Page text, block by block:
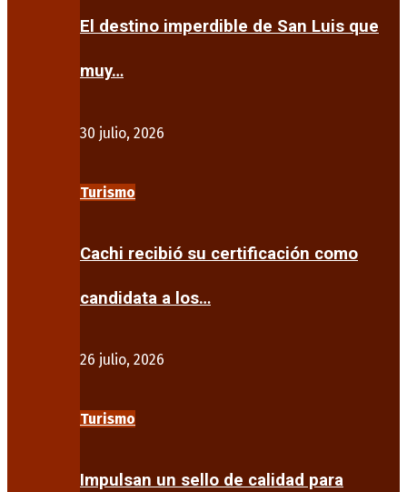
El destino imperdible de San Luis que
muy…
30 julio, 2026
Turismo
Cachi recibió su certificación como
candidata a los…
26 julio, 2026
Turismo
Impulsan un sello de calidad para